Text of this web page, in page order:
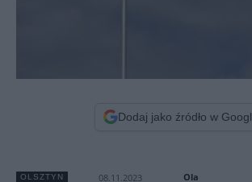
Dodaj jako źródło w
OLSZTYN 08.11.2023 Ola